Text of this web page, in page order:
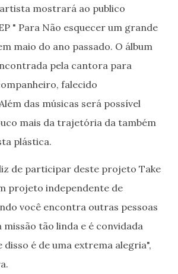
mostrará ao publico
" Para Não esquecer um grande
maio do ano passado. O álbum
pela cantora para
falecido
das músicas será possível
mais da trajetória da também
plástica.
de participar deste projeto Take
projeto independente de
você encontra outras pessoas
missão tão linda e é convidada
é de uma extrema alegria",